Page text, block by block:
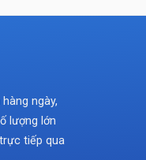
ngày,
lượng lớn
tiếp qua